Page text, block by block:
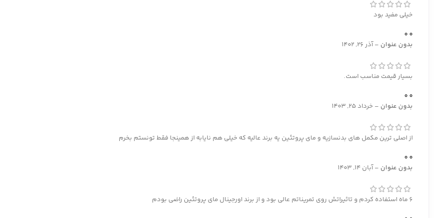
خیلی مفید بود
0
0
بدون عنوان – آذر 26, 1402
بسیار قیمت مناسب است.
0
0
بدون عنوان – خرداد 25, 1403
از اصلی ترین مکمل های بدنسازیه و مای پروتئین یه برند عالیه که خیلی هم نایابه از همینجا فقط تونستم بخرم
0
0
بدون عنوان – آبان 14, 1403
6 ماه استفاده کردم و تاثیراتش روی تمریناتم عالی بود و از برند اورجینال مای پروتئین راضی بودم